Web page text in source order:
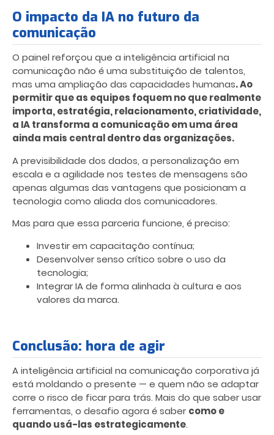
O impacto da IA no futuro da
comunicação
O painel reforçou que a inteligência artificial na
comunicação não é uma substituição de talentos,
mas uma ampliação das capacidades humanas. Ao
permitir que as equipes foquem no que realmente
importa, estratégia, relacionamento, criatividade,
a IA transforma a comunicação em uma área
ainda mais central dentro das organizações.
A previsibilidade dos dados, a personalização em
escala e a agilidade nos testes de mensagens são
apenas algumas das vantagens que posicionam a
tecnologia como aliada dos comunicadores.
Mas para que essa parceria funcione, é preciso:
Investir em capacitação contínua;
Desenvolver senso crítico sobre o uso da
tecnologia;
Integrar IA de forma alinhada à cultura e aos
valores da marca.
Conclusão: hora de agir
A inteligência artificial na comunicação corporativa já
está moldando o presente — e quem não se adaptar
corre o risco de ficar para trás. Mais do que saber usar
ferramentas, o desafio agora é sabercomo e
quando usá-las estrategicamente.